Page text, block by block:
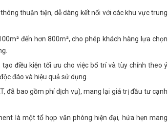
thuận tiện, dễ dàng kết nối với các khu vực trung
đến hơn 800m², cho phép khách hàng lựa chọn
điều kiện tối ưu cho việc bố trí và tùy chỉnh theo ý
đáo và hiệu quả sử dụng.
đã bao gồm phí dịch vụ), mang lại giá trị đầu tư cạnh
là một tổ hợp văn phòng hiện đại, hứa hẹn mang